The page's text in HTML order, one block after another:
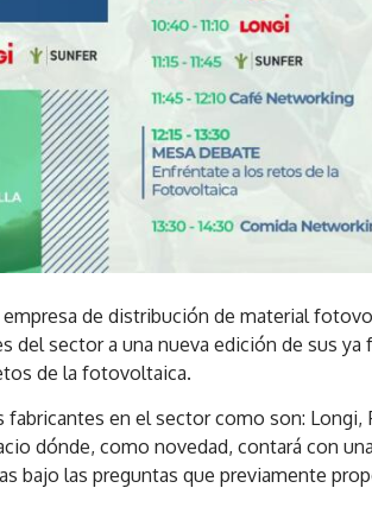
empresa de distribución de material
del sector a una nueva edición de sus
de la fotovoltaica.
en el sector como son: Longi,
dónde, como novedad, contará con
bajo las preguntas que previamente